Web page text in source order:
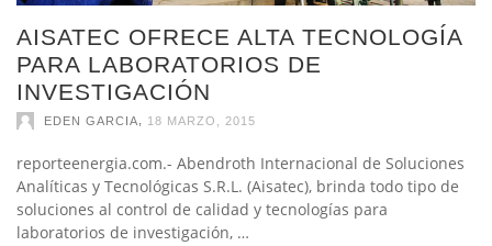
AISATEC OFRECE ALTA TECNOLOGÍA
PARA LABORATORIOS DE
INVESTIGACIÓN
EDEN GARCIA 18 MARZO, 2015
reporteenergia.com.- Abendroth Internacional de Soluciones
Analíticas y Tecnológicas S.R.L. (Aisatec), brinda todo tipo de
soluciones al control de calidad y tecnologías para
laboratorios de investigación, …